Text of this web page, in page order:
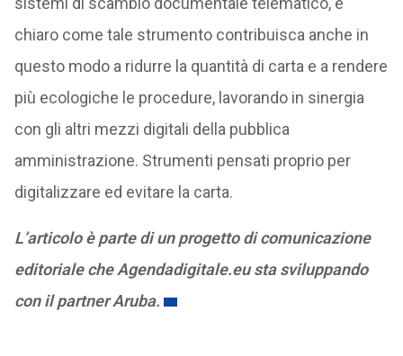
chiaro come tale strumento contribuisca anche in
questo modo a ridurre la quantità di carta e a rendere
più ecologiche le procedure, lavorando in sinergia
con gli altri mezzi digitali della pubblica
amministrazione. Strumenti pensati proprio per
digitalizzare ed evitare la carta.
L’articolo è parte di un progetto di comunicazione
editoriale che Agendadigitale.eu sta sviluppando
con il partner Aruba.